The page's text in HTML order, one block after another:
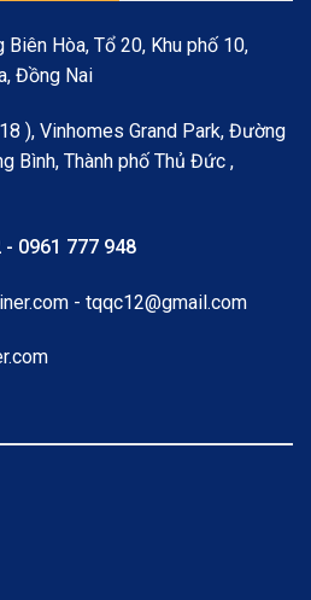
Hòa, Tổ 20, Khu phố 10,
Đồng Nai
), Vinhomes Grand Park, Đường
Bình, Thành phố Thủ Đức ,
- 0961 777 948
- tqqc12@gmail.com